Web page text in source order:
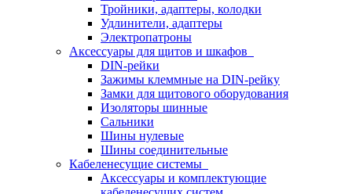
Тройники, адаптеры, колодки
Удлинители, адаптеры
Электропатроны
Аксессуары для щитов и шкафов
DIN-рейки
Зажимы клеммные на DIN-рейку
Замки для щитового оборудования
Изоляторы шинные
Сальники
Шины нулевые
Шины соединительные
Кабеленесущие системы
Аксессуары и комплектующие